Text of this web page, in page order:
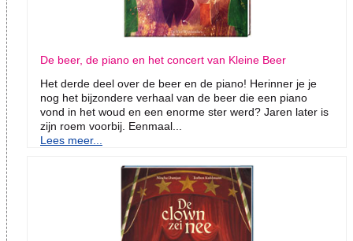
De beer, de piano en het concert van Kleine Beer
Het derde deel over de beer en de piano! Herinner je je
nog het bijzondere verhaal van de beer die een piano
vond in het woud en een enorme ster werd? Jaren later is
zijn roem voorbij. Eenmaal...
Lees meer...